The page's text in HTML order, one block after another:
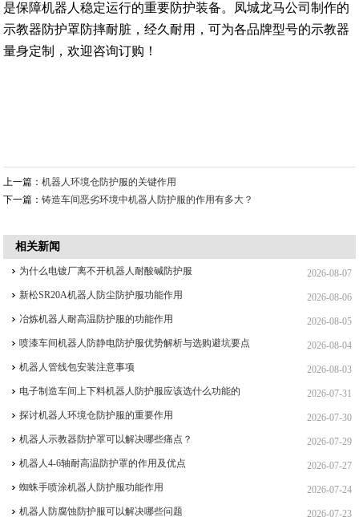
是保障机器人稳定运行的重要防护装备。凤城龙马公司制作的
示教器防护罩防摔耐脏，经久耐用，可为各品牌型号的示教器
量身定制，欢迎咨询订购！
上一篇：机器人环境仓防护服的关键作用
下一篇：铸造车间恶劣环境中机器人防护服的作用有多大？
相关新闻
2026-08-07
为什么电镀厂离不开机器人耐酸碱防护服
2026-08-06
新松SR20A机器人防尘防护服功能作用
2026-08-05
冶炼机器人耐高温防护服的功能作用
2026-08-04
喷漆车间机器人防静电防护服优势解析与选购避坑要点
2026-08-03
机器人管线包安装注意事项
2026-07-31
电子制造车间上下料机器人防护服应该选什么功能的
2026-07-30
探讨机器人环境仓防护服的重要作用
2026-07-29
机器人示教器防护罩可以解决哪些痛点？
2026-07-27
机器人4-6轴耐高温防护罩的作用及优点
2026-07-24
蜘蛛手喷涂机器人防护服功能作用
2026-07-23
机器人防腐蚀防护服可以解决哪些问题